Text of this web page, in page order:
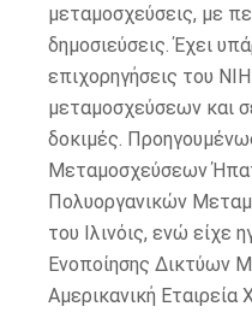
μεταμοσχεύσεις, με
δημοσιεύσεις. Έχει
επιχορηγήσεις του
μεταμοσχεύσεων και
δοκιμές.
Μεταμοσχεύσεων
Πολυοργανικών
του Ιλινόις, ενώ είχε
Ενοποίησης Δικτύων
Αμερικανική